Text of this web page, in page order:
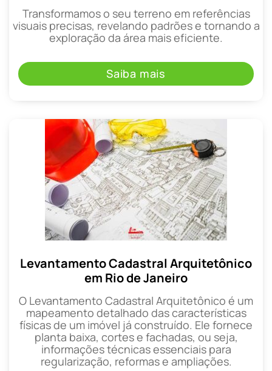
Transformamos o seu terreno em referências
visuais precisas, revelando padrões e tornando a
exploração da área mais eficiente.
Saiba mais
Levantamento Cadastral Arquitetônico
em Rio de Janeiro
O Levantamento Cadastral Arquitetônico é um
mapeamento detalhado das características
físicas de um imóvel já construído. Ele fornece
planta baixa, cortes e fachadas, ou seja,
informações técnicas essenciais para
regularização, reformas e ampliações.